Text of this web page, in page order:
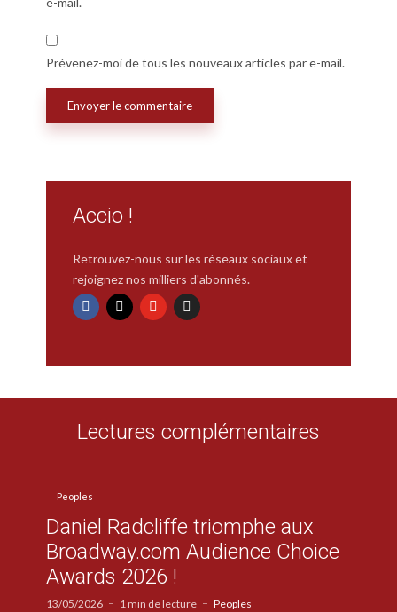
Prévenez-moi de tous les nouveaux articles par e-mail.
Accio !
Retrouvez-nous sur les réseaux sociaux et
rejoignez nos milliers d'abonnés.
Lectures complémentaires
Peoples
Daniel Radcliffe triomphe aux
Broadway.com Audience Choice
Awards 2026 !
13/05/2026 1 min de lecture Peoples